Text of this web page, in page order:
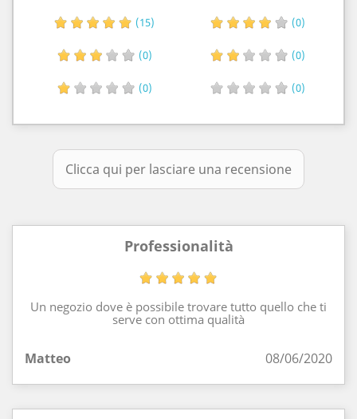
(15) (0)
(0) (0)
(0) (0)
Clicca qui per lasciare una recensione
Professionalità
Un negozio dove è possibile trovare tutto quello che ti
serve con ottima qualità
Matteo 08/06/2020